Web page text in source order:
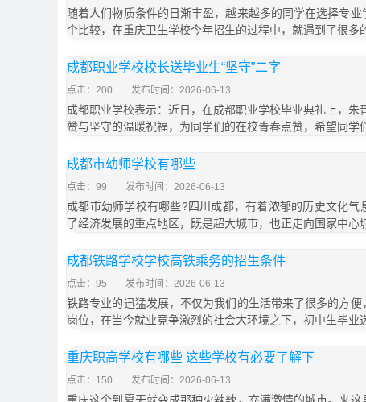
随着人们物质条件的日渐丰盈，越来越多的同学在选择专
个比较，在重庆卫生学校今年招生的过程中，就遇到了很多
成都职业学校校长送毕业生“坚守”二字
点击：200 发布时间：2026-06-13
成都职业学校表示：近日，在成都职业学校毕业典礼上，朱
赞与坚守的温暖祝福，为同学们的在校青春点赞，希望同学
成都市幼师学校有哪些
点击：99 发布时间：2026-06-13
成都市幼师学校有哪些?四川成都，有着浓郁的历史文化气
了经济发展的重点地区，既是超大城市，也正走向国家中心
成都铁路学校学校高铁乘务的招生条件
点击：95 发布时间：2026-06-13
铁路专业的迅猛发展，不仅为我们的生活带来了很多的方
岗位，在当今就业竞争激烈的社会大环境之下，初中生毕业
重庆职高学校有哪些 这些学校有必要了解下
点击：150 发布时间：2026-06-13